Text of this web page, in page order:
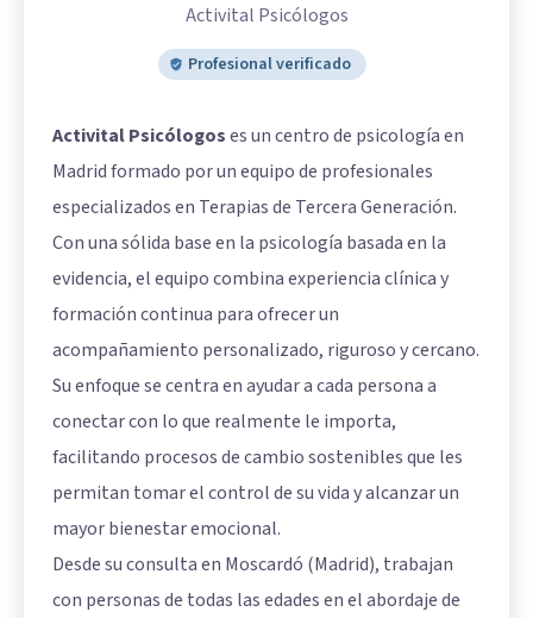
Activital Psicólogos
Profesional verificado
Activital Psicólogoses un centro de psicología en
Madrid formado por un equipo de profesionales
especializados en Terapias de Tercera Generación.
Con una sólida base en la psicología basada en la
evidencia, el equipo combina experiencia clínica y
formación continua para ofrecer un
acompañamiento personalizado, riguroso y cercano.
Su enfoque se centra en ayudar a cada persona a
conectar con lo que realmente le importa,
facilitando procesos de cambio sostenibles que les
permitan tomar el control de su vida y alcanzar un
mayor bienestar emocional.
Desde su consulta en Moscardó (Madrid), trabajan
con personas de todas las edades en el abordaje de